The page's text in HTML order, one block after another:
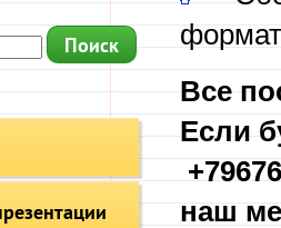
Все
Если
наш